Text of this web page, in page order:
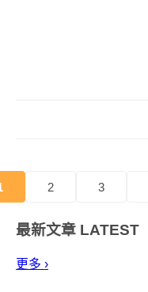
2 3
最新文章 LATEST
更多 ›